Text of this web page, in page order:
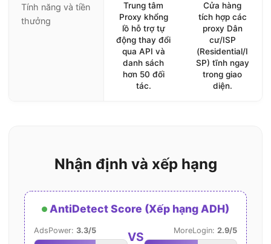
Tính năng và tiền
thưởng
Trung tâm
Proxy khổng
lồ hỗ trợ tự
động thay đổi
qua API và
danh sách
hơn 50 đối
tác.
Cửa hàng
tích hợp các
proxy Dân
cư/ISP
(Residential/I
SP) tĩnh ngay
trong giao
diện.
Nhận định và xếp hạng
AntiDetect Score (Xếp hạng ADH)
AdsPower: 3.3/5 VS MoreLogin: 2.9/5